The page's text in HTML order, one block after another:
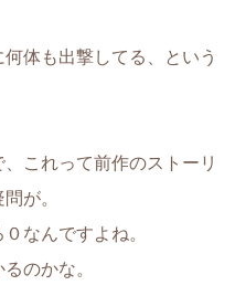
体も出撃してる、という
これって前作のストーリ
が。
なんですよね。
のかな。